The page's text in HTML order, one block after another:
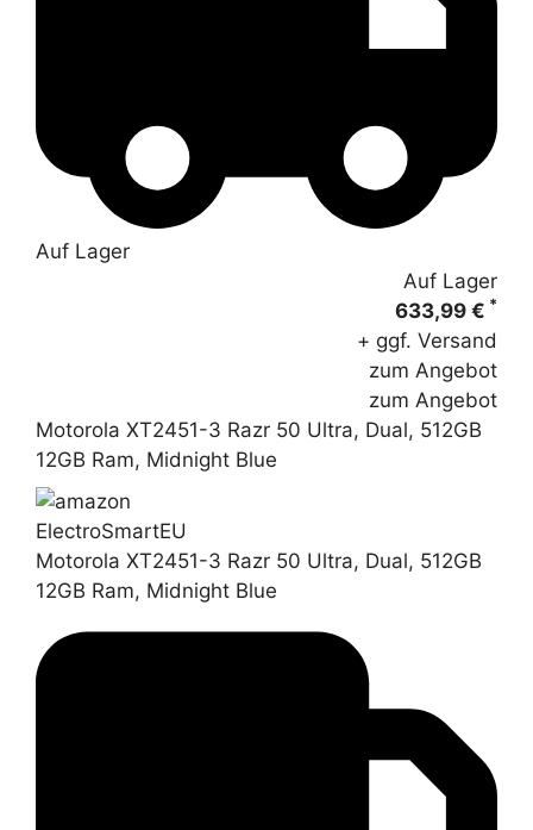
Auf Lager
Auf Lager
633,99 € *
+ ggf. Versand
zum Angebot
zum Angebot
Motorola XT2451-3 Razr 50 Ultra, Dual, 512GB
12GB Ram, Midnight Blue
ElectroSmartEU
Motorola XT2451-3 Razr 50 Ultra, Dual, 512GB
12GB Ram, Midnight Blue